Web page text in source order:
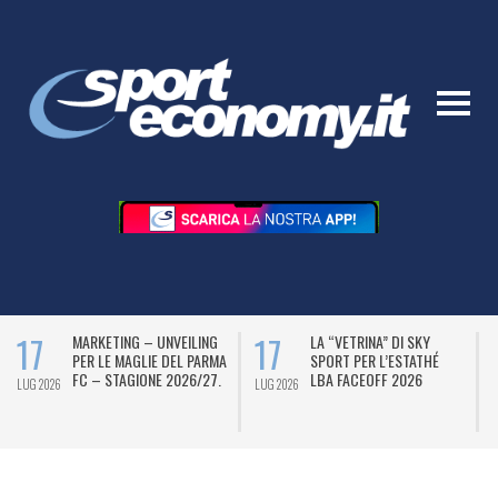
17
LUG 2026
MARKETING – UNVEILING
PER LE MAGLIE DEL PARMA
FC – STAGIONE 2026/27.
17
LUG 2026
LA “VETRINA” DI SKY
SPORT PER L’ESTATHÉ
LBA FACEOFF 2026